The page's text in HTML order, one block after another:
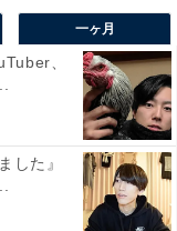
一ヶ月
、
した』